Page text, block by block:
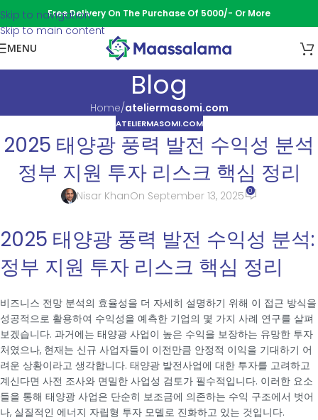
Skip to navigation
Skip to main content
Free Delivery On The Purchase Of 5000/- Or More
MENU
Blog
Home/ateliermasomi.com
ATELIERMASOMI.COM
2025 태양광 풍력 발전 수익성 분석
정부 지원 투자 리스크 핵심 정리
Nisar KhanOn September 13, 2025 0
2025 태양광 풍력 발전 수익성 분석:
정부 지원 투자 리스크 핵심 정리
비즈니스 전망 분석의 효율성을 더 자세히 설명하기 위해 이 접근 방식을
성공적으로 활용하여 수익성을 예측한 기업의 몇 가지 사례 연구를 살펴
보겠습니다. 과거에는 태양광 사업이 높은 수익을 보장하는 유망한 투자
처였으나, 현재는 신규 사업자들이 이전만큼 안정적 이익을 기대하기 어
려운 상황이라고 생각합니다. 태양광 발전사업에 대한 투자를 고려하고
계신다면 사전 조사와 면밀한 사업성 검토가 필수적입니다. 이러한 요소
들을 통해 태양광 사업은 단순히 보조금에 의존하는 수익 구조에서 벗어
나, 실질적인 에너지 자립형 투자 모델로 진화하고 있는 것입니다.